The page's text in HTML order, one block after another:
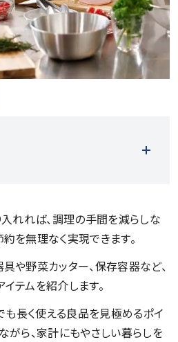
れれば、調理の手間を減らしな
を無理なく実現できます。
や野菜カッター、保存容器など、
テムを紹介します。
も長く使える良品を見極めるポイ
がら、家計にもやさしい暮らしを